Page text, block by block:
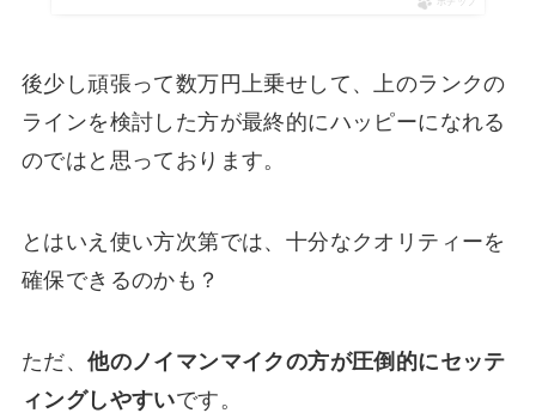
ポチップ
後少し頑張って数万円上乗せして、上のランクの
ラインを検討した方が最終的にハッピーになれる
のではと思っております。
とはいえ使い方次第では、十分なクオリティーを
確保できるのかも？
ただ、他のノイマンマイクの方が圧倒的にセッテ
ィングしやすいです。